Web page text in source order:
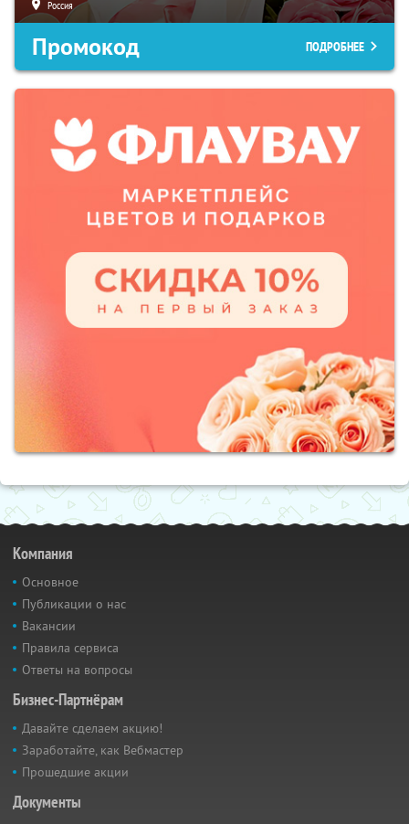
Россия
Промокод ПОДРОБНЕЕ
Компания
Основное
Публикации о нас
Вакансии
Правила сервиса
Ответы на вопросы
Бизнес-Партнёрам
Давайте сделаем акцию!
Заработайте, как Вебмастер
Прошедшие акции
Документы